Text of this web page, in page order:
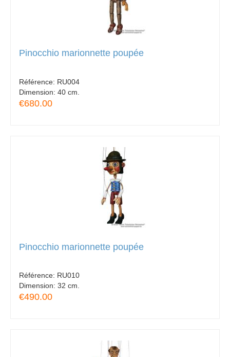
Pinocchio marionnette poupée
Référence: RU004
Dimension: 40 cm.
€680.00
Pinocchio marionnette poupée
Référence: RU010
Dimension: 32 cm.
€490.00